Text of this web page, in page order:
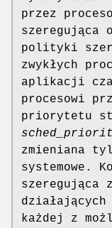
przez
szeregująca
polityki
zwykłych
aplikacji
procesowi
priorytetu
zmieniana
systemowe.
szeregująca
działających
każdej z